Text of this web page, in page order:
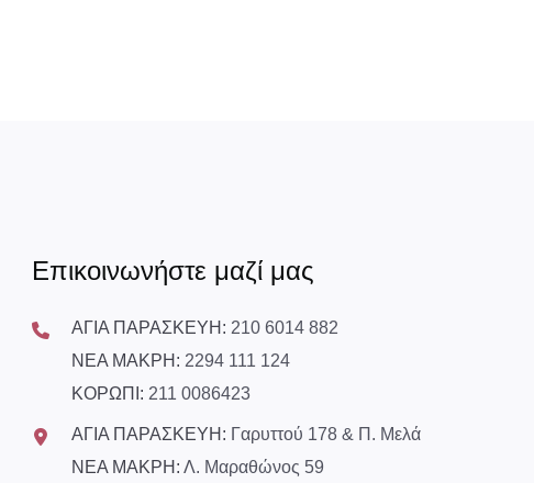
Επικοινωνήστε μαζί μας
ΑΓΙΑ ΠΑΡΑΣΚΕΥΗ: 210 6014 882
ΝΕΑ ΜΑΚΡΗ: 2294 111 124
ΚΟΡΩΠΙ: 211 0086423
ΑΓΙΑ ΠΑΡΑΣΚΕΥΗ: Γαρυττού 178 & Π. Μελά
ΝΕΑ ΜΑΚΡΗ: Λ. Μαραθώνος 59